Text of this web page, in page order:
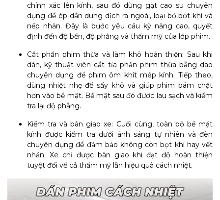
chính xác lên kính, sau đó dùng gạt cao su chuyên
dụng để ép dần dung dịch ra ngoài, loại bỏ bọt khí và
nếp nhăn. Đây là bước yêu cầu kỹ năng cao, quyết
định đến độ bền, độ phẳng và thẩm mỹ của lớp phim.
Cắt phần phim thừa và làm khô hoàn thiện: Sau khi
dán, kỹ thuật viên cắt tỉa phần phim thừa bằng dao
chuyên dụng để phim ôm khít mép kính. Tiếp theo,
dùng nhiệt nhẹ để sấy khô và giúp phim bám chặt
hơn vào bề mặt. Bề mặt sau đó được lau sạch và kiểm
tra lại độ phẳng.
Kiểm tra và bàn giao xe: Cuối cùng, toàn bộ bề mặt
kính được kiểm tra dưới ánh sáng tự nhiên và đèn
chuyên dụng để đảm bảo không còn bọt khí hay vết
nhăn. Xe chỉ được bàn giao khi đạt độ hoàn thiện
tuyệt đối về cả thẩm mỹ lẫn hiệu quả cách nhiệt.